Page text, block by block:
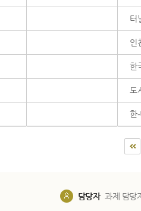
터
인
한
도
한
담당자 과제 담당